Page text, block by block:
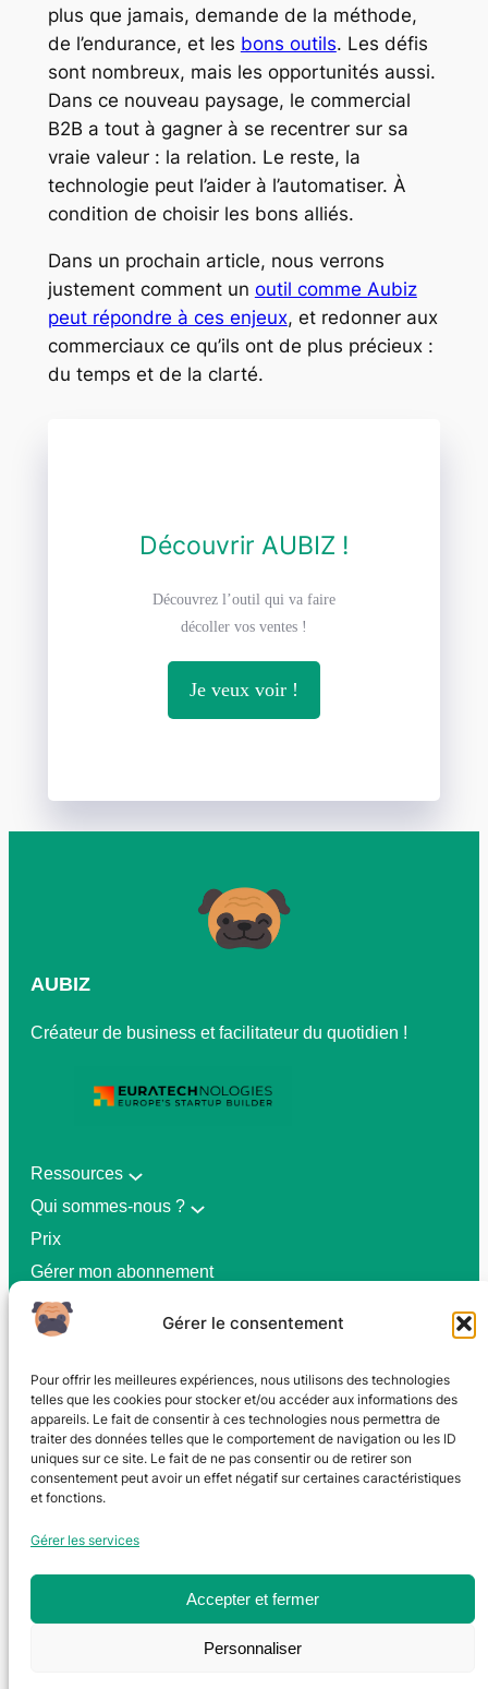
Gérer le consentement
Pour offrir les meilleures expériences, nous utilisons des technologies
telles que les cookies pour stocker et/ou accéder aux informations des
appareils. Le fait de consentir à ces technologies nous permettra de
traiter des données telles que le comportement de navigation ou les ID
uniques sur ce site. Le fait de ne pas consentir ou de retirer son
consentement peut avoir un effet négatif sur certaines caractéristiques
et fonctions.
Gérer les services
Accepter et fermer
Personnaliser
plus que jamais, demande de la méthode,
de l’endurance, et les bons outils. Les défis
sont nombreux, mais les opportunités aussi.
Dans ce nouveau paysage, le commercial
B2B a tout à gagner à se recentrer sur sa
vraie valeur : la relation. Le reste, la
technologie peut l’aider à l’automatiser. À
condition de choisir les bons alliés.
Dans un prochain article, nous verrons
justement comment un outil comme Aubiz
peut répondre à ces enjeux, et redonner aux
commerciaux ce qu’ils ont de plus précieux :
du temps et de la clarté.
Découvrir AUBIZ !
Découvrez l’outil qui va faire
décoller vos ventes !
Je veux voir !
AUBIZ
Créateur de business et facilitateur du quotidien !
Ressources
Qui sommes-nous ?
Prix
Gérer mon abonnement
Politique de confidentialité
Contact
bizo@aubiz.fr
EuraTechnologies Blanchemaille
59100 Roubaix